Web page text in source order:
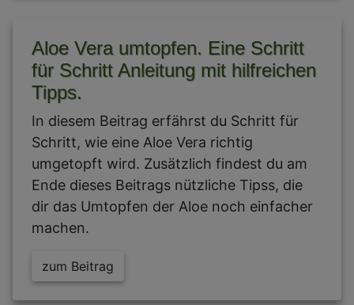
Aloe Vera umtopfen. Eine Schritt
für Schritt Anleitung mit hilfreichen
Tipps.
In diesem Beitrag erfährst du Schritt für
Schritt, wie eine Aloe Vera richtig
umgetopft wird. Zusätzlich findest du am
Ende dieses Beitrags nützliche Tipss, die
dir das Umtopfen der Aloe noch einfacher
machen.
zum Beitrag